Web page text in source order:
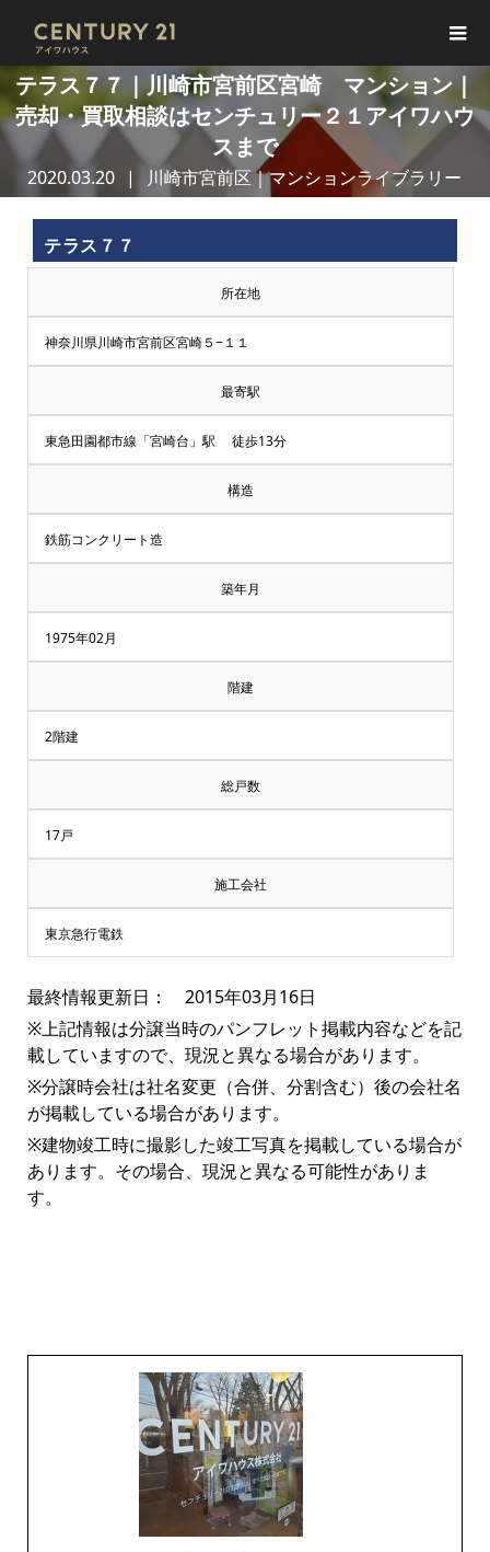
テラス７７｜川崎市宮前区宮崎 マンション｜
売却・買取相談はセンチュリー２１アイワハウ
スまで
2020.03.20 川崎市宮前区｜マンションライブラリー
テラス７７
所在地
神奈川県川崎市宮前区宮崎５−１１
最寄駅
東急田園都市線「宮崎台」駅 徒歩13分
構造
鉄筋コンクリート造
築年月
1975年02月
階建
2階建
総戸数
17戸
施工会社
東京急行電鉄
最終情報更新日： 2015年03月16日
※上記情報は分譲当時のパンフレット掲載内容などを記
載していますので、現況と異なる場合があります。
※分譲時会社は社名変更（合併、分割含む）後の会社名
が掲載している場合があります。
※建物竣工時に撮影した竣工写真を掲載している場合が
あります。その場合、現況と異なる可能性がありま
す。